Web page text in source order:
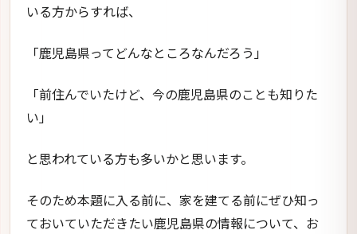
いる方からすれば、
「鹿児島県ってどんなところなんだろう」
「前住んでいたけど、今の鹿児島県のことも知りた
い」
と思われている方も多いかと思います。
そのため本題に入る前に、家を建てる前にぜひ知っ
ておいていただきたい鹿児島県の情報について、お